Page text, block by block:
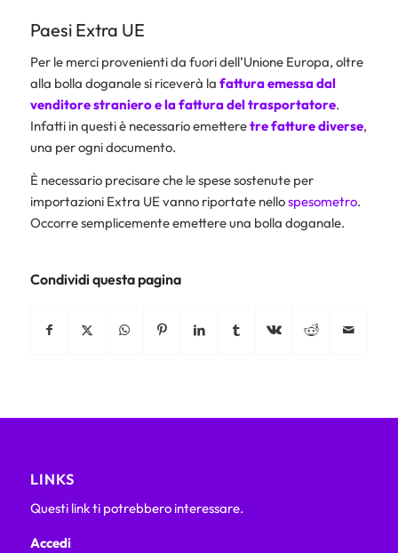
Paesi Extra UE
Per le merci provenienti da fuori dell’Unione Europa, oltre
alla bolla doganale si riceverà la fattura emessa dal
venditore straniero e la fattura del trasportatore.
Infatti in questi è necessario emetteretre fatture diverse,
una per ogni documento.
È necessario precisare che le spese sostenute per
importazioni Extra UE vanno riportate nellospesometro.
Occorre semplicemente emettere una bolla doganale.
Condividi questa pagina
LINKS
Questi link ti potrebbero interessare.
Accedi